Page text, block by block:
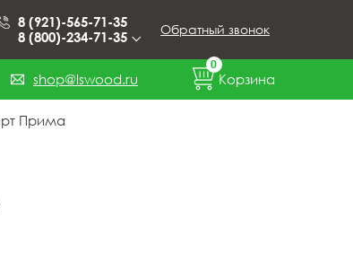
8 (921)-565-71-35
8 (800)-234-71-35
Обратный звонок
shop@lswood.ru
0
Корзина
Прима